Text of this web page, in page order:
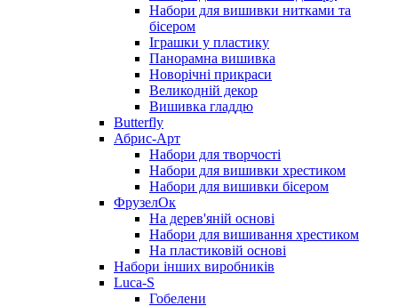
Набори для вишивки нитками та
бісером
Іграшки у пластику
Панорамна вишивка
Новорічні прикраси
Великодній декор
Вишивка гладдю
Butterfly
Абрис-Арт
Набори для творчості
Набори для вишивки хрестиком
Набори для вишивки бісером
ФрузелОк
На дерев'яній основі
Набори для вишивання хрестиком
На пластиковій основі
Набори інших виробників
Luca-S
Гобелени